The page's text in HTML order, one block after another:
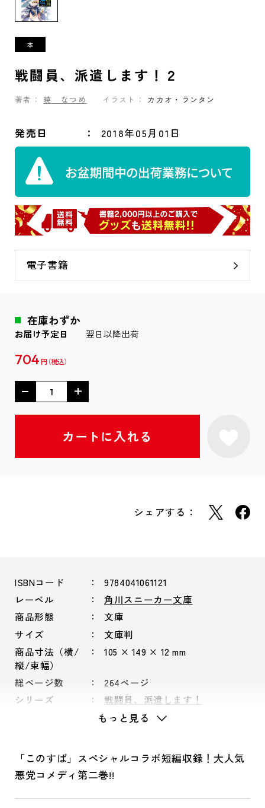
戦闘員、派遣します！２
著者： 暁 なつめ イラスト： カカオ・ランタン
発売日 2018年05月01日
電子書籍
在庫わずか
お届け予定日 翌日以降出荷
704 円
シェアする：
ISBNコード
9784041061121
レーベル
角川スニーカー文庫
商品形態
文庫
サイズ
文庫判
商品寸法（横/
縦/束幅）
105 × 149 × 12 mm
総ページ数
264ページ
シリーズ
戦闘員、派遣します！
もっと見る
「このすば」スペシャルコラボ短編収録！大人気
悪党コメディ第二巻!!